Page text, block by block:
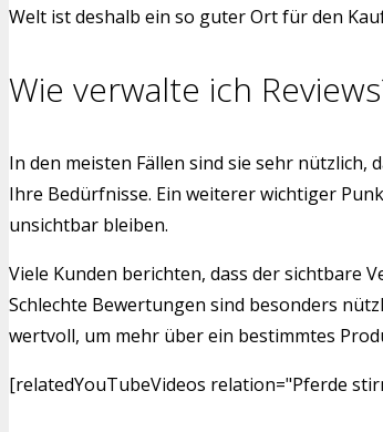
Welt ist deshalb ein so guter Ort für den
Wie verwalte ich
In den meisten Fällen sind sie sehr
Ihre Bedürfnisse. Ein weiterer wichtiger
unsichtbar bleiben.
Viele Kunden berichten, dass der sichtbare
Schlechte Bewertungen sind besonders
wertvoll, um mehr über ein bestimmtes
[relatedYouTubeVideos relation="Pferde